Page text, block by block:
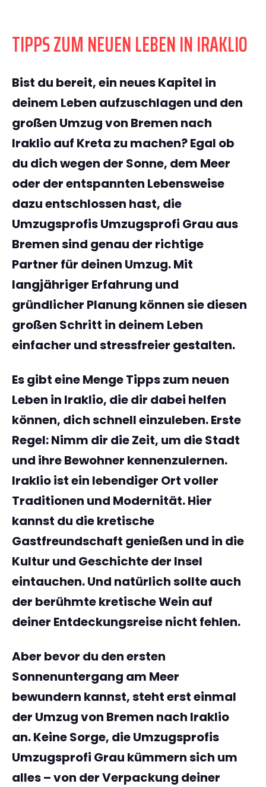
TIPPS ZUM NEUEN LEBEN IN IRAKLIO
Bist du bereit, ein neues Kapitel in
deinem Leben aufzuschlagen und den
großen Umzug von Bremen nach
Iraklio auf Kreta zu machen? Egal ob
du dich wegen der Sonne, dem Meer
oder der entspannten Lebensweise
dazu entschlossen hast, die
Umzugsprofis Umzugsprofi Grau aus
Bremen sind genau der richtige
Partner für deinen Umzug. Mit
langjähriger Erfahrung und
gründlicher Planung können sie diesen
großen Schritt in deinem Leben
einfacher und stressfreier gestalten.
Es gibt eine MengeTipps zum neuen
Leben in Iraklio, die dir dabei helfen
können, dich schnell einzuleben. Erste
Regel: Nimm dir die Zeit, um die Stadt
und ihre Bewohner kennenzulernen.
Iraklio ist ein lebendiger Ort voller
Traditionen und Modernität. Hier
kannst du die kretische
Gastfreundschaft genießen und in die
Kultur und Geschichte der Insel
eintauchen. Und natürlich sollte auch
der berühmte kretische Wein auf
deiner Entdeckungsreise nicht fehlen.
Aber bevor du den ersten
Sonnenuntergang am Meer
bewundern kannst, steht erst einmal
der Umzug von Bremen nach Iraklio
an. Keine Sorge, die Umzugsprofis
Umzugsprofi Grau kümmern sich um
alles – von der Verpackung deiner